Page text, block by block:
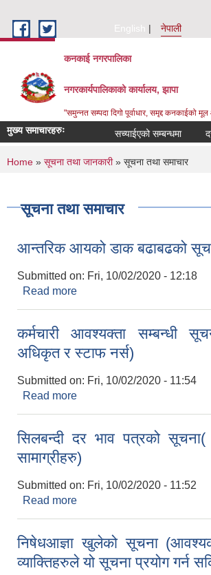
English
नेपाली
कनकाई नगरपालिका
नगरकार्यपालिकाको कार्यालय, झापा
"समुन्नत सम्पदा दिगो पूर्वाधार, समृद्द कनकाईको
मुख्य समाचारहरुः सच्याईएको सम्बन्धमा
You are here
Home » सूचना तथा जानकारी» सूचना तथा समाचार
सूचना तथा समाचार
आन्तरिक आयको डाक बढाबढको
Submitted on: Fri, 10/02/2020 - 12:18
Read more
कर्मचारी आवश्यक्ता सम्बन्धी
अधिकृत र स्टाफ नर्स)
Submitted on: Fri, 10/02/2020 - 11:54
Read more
सिलबन्दी दर भाव पत्रको
सामाग्रीहरु)
Submitted on: Fri, 10/02/2020 - 11:52
Read more
निषेधआज्ञा खुलेको सूचना
व्याक्तिहरुले यो सूचना प्रयोग गर्न